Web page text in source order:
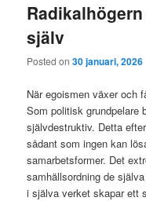
själv
Posted on30 januari, 2026
När egoismen växer och
Som politisk grundpelare
självdestruktiv. Detta
sådant som ingen kan
samarbetsformer. Det
samhällsordning de
i själva verket skapar ett